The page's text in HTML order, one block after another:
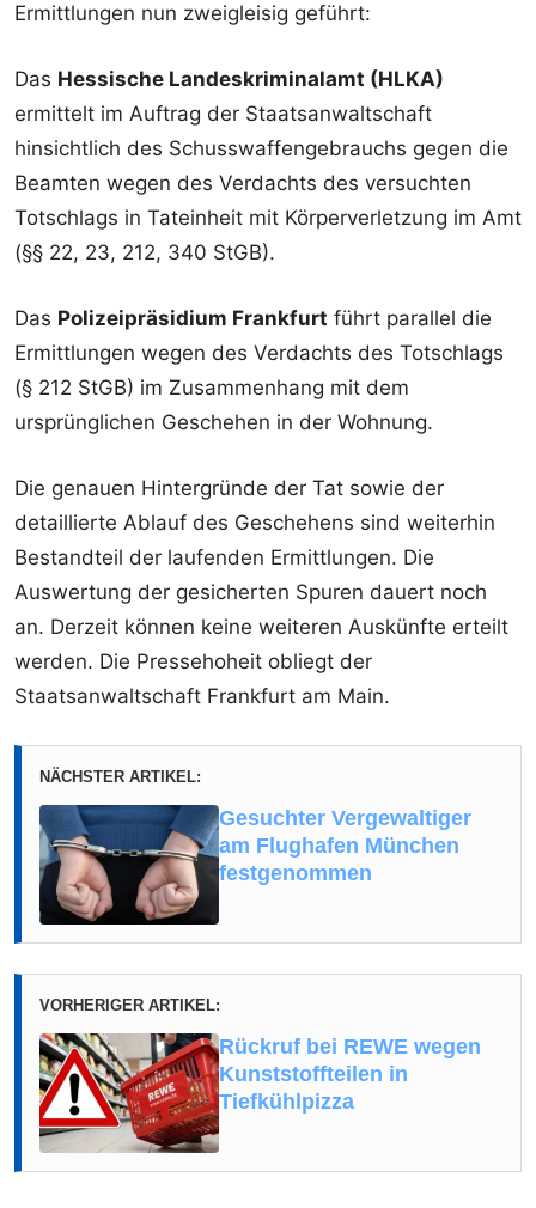
Ermittlungen nun zweigleisig geführt:
Das Hessische Landeskriminalamt (HLKA)
ermittelt im Auftrag der Staatsanwaltschaft
hinsichtlich des Schusswaffengebrauchs gegen die
Beamten wegen des Verdachts des versuchten
Totschlags in Tateinheit mit Körperverletzung im Amt
(§§ 22, 23, 212, 340 StGB).
Das Polizeipräsidium Frankfurt führt parallel die
Ermittlungen wegen des Verdachts des Totschlags
(§ 212 StGB) im Zusammenhang mit dem
ursprünglichen Geschehen in der Wohnung.
Die genauen Hintergründe der Tat sowie der
detaillierte Ablauf des Geschehens sind weiterhin
Bestandteil der laufenden Ermittlungen. Die
Auswertung der gesicherten Spuren dauert noch
an. Derzeit können keine weiteren Auskünfte erteilt
werden. Die Pressehoheit obliegt der
Staatsanwaltschaft Frankfurt am Main.
NÄCHSTER ARTIKEL:
Gesuchter Vergewaltiger
am Flughafen München
festgenommen
VORHERIGER ARTIKEL:
Rückruf bei REWE wegen
Kunststoffteilen in
Tiefkühlpizza